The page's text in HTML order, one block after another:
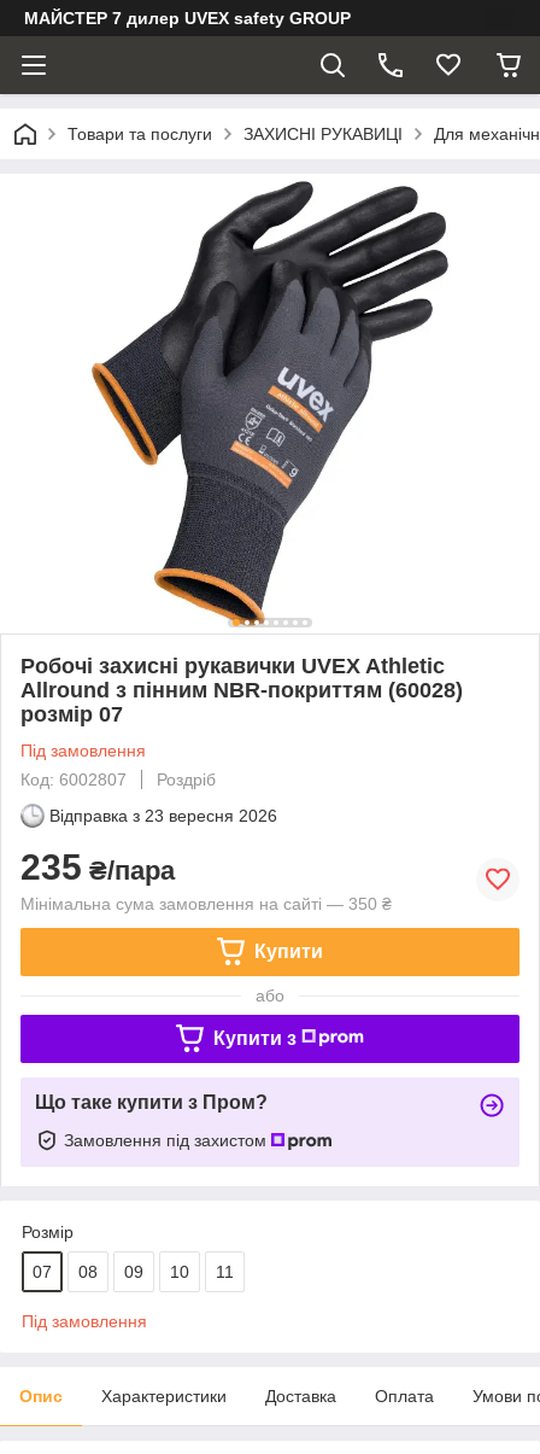
МАЙСТЕР 7 дилер UVEX safety GROUP
Товари та послуги ЗАХИСНІ РУКАВИЦІ Для
Робочі захисні рукавички UVEX Athletic
Allround з пінним NBR-покриттям (60028)
розмір 07
Під замовлення
Код: 6002807
Роздріб
Відправка з 23 вересня 2026
235 ₴/пара
Мінімальна сума замовлення на сайті — 350 ₴
Купити
або
Купити з
Що таке купити з Пром?
Замовлення під захистом
Розмір
07 08 09 10 11
Під замовлення
Опис Характеристики Доставка Оплата Умови